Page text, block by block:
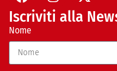
Iscriviti alla
Nome